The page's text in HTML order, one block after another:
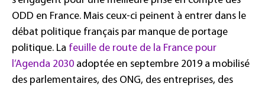
ODD en France. Mais ceux-ci peinent à entrer dans le
débat politique français par manque de portage
politique. La feuille de route de la France pour
l’Agenda 2030 adoptée en septembre 2019 a mobilisé
des parlementaires, des ONG, des entreprises, des